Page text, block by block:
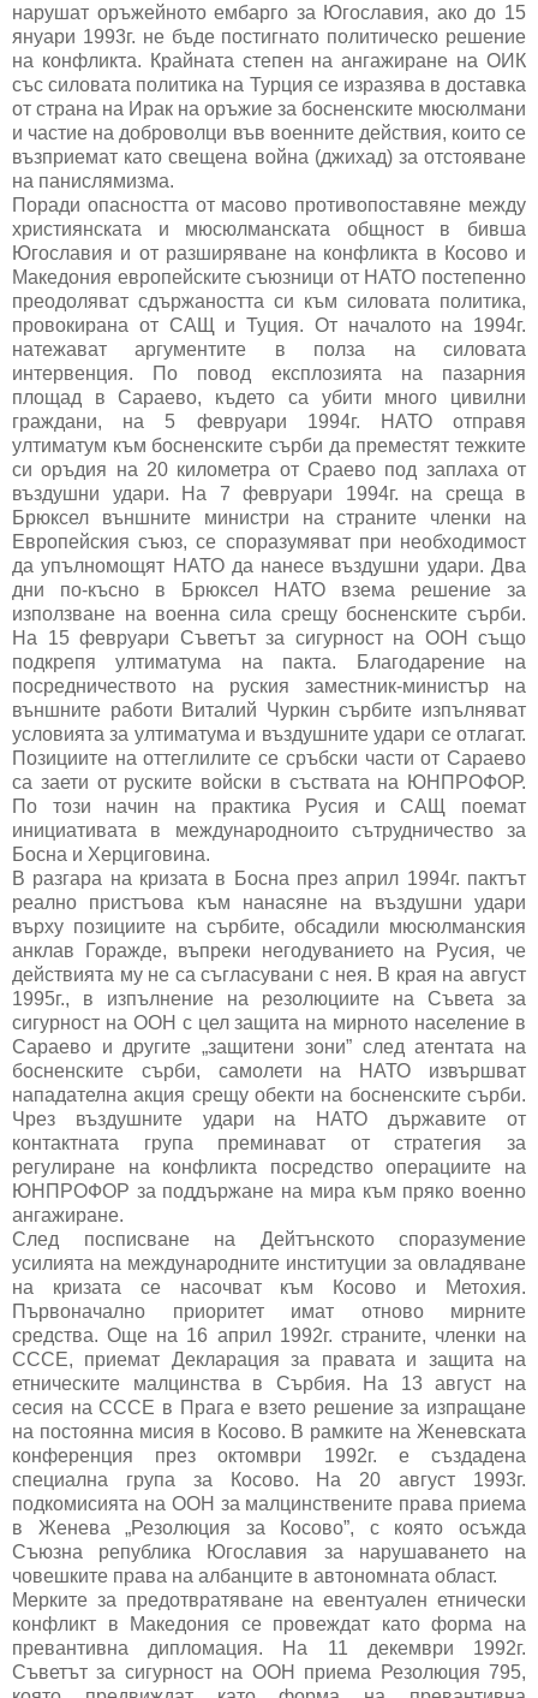
нарушат оръжейното ембарго за Югославия, ако до 15
януари 1993г. не бъде постигнато политическо решение
на конфликта. Крайната степен на ангажиране на ОИК
със силовата политика на Турция се изразява в доставка
от страна на Ирак на оръжие за босненските мюсюлмани
и частие на доброволци във военните действия, които се
възприемат като свещена война (джихад) за отстояване
на панислямизма.
Поради опасността от масово противопоставяне между
християнската и мюсюлманската общност в бивша
Югославия и от разширяване на конфликта в Косово и
Македония европейските съюзници от НАТО постепенно
преодоляват сдържаността си към силовата политика,
провокирана от САЩ и Туция. От началото на 1994г.
натежават аргументите в полза на силовата
интервенция. По повод експлозията на пазарния
площад в Сараево, където са убити много цивилни
граждани, на 5 февруари 1994г. НАТО отправя
ултиматум към босненските сърби да преместят тежките
си оръдия на 20 километра от Сраево под заплаха от
въздушни удари. На 7 февруари 1994г. на среща в
Брюксел външните министри на страните членки на
Европейския съюз, се споразумяват при необходимост
да упълномощят НАТО да нанесе въздушни удари. Два
дни по-късно в Брюксел НАТО взема решение за
използване на военна сила срещу босненските сърби.
На 15 февруари Съветът за сигурност на ООН също
подкрепя ултиматума на пакта. Благодарение на
посредничеството на руския заместник-министър на
външните работи Виталий Чуркин сърбите изпълняват
условията за ултиматума и въздушните удари се отлагат.
Позициите на оттеглилите се сръбски части от Сараево
са заети от руските войски в съствата на ЮНПРОФОР.
По този начин на практика Русия и САЩ поемат
инициативата в международноито сътрудничество за
Босна и Херциговина.
В разгара на кризата в Босна през април 1994г. пактът
реално пристъова към нанасяне на въздушни удари
върху позициите на сърбите, обсадили мюсюлманския
анклав Горажде, въпреки негодуванието на Русия, че
действията му не са съгласувани с нея. В края на август
1995г., в изпълнение на резолюциите на Съвета за
сигурност на ООН с цел защита на мирното население в
Сараево и другите „защитени зони” след атентата на
босненските сърби, самолети на НАТО извършват
нападателна акция срещу обекти на босненските сърби.
Чрез въздушните удари на НАТО държавите от
контактната група преминават от стратегия за
регулиране на конфликта посредство операциите на
ЮНПРОФОР за поддържане на мира към пряко военно
ангажиране.
След посписване на Дейтънското споразумение
усилията на международните институции за овладяване
на кризата се насочват към Косово и Метохия.
Първоначално приоритет имат отново мирните
средства. Още на 16 април 1992г. страните, членки на
СССЕ, приемат Декларация за правата и защита на
етническите малцинства в Сърбия. На 13 август на
сесия на СССЕ в Прага е взето решение за изпращане
на постоянна мисия в Косово. В рамките на Женевската
конференция през октомври 1992г. е създадена
специална група за Косово. На 20 август 1993г.
подкомисията на ООН за малцинствените права приема
в Женева „Резолюция за Косово”, с която осъжда
Съюзна република Югославия за нарушаването на
човешките права на албанците в автономната област.
Мерките за предотвратяване на евентуален етнически
конфликт в Македония се провеждат като форма на
превантивна дипломация. На 11 декември 1992г.
Съветът за сигурност на ООН приема Резолюция 795,